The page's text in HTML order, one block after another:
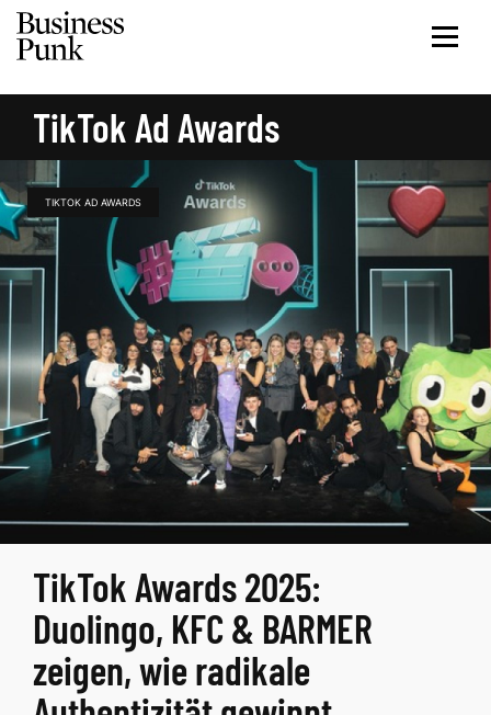
TikTok Ad Awards
TIKTOK AD AWARDS
TikTok Awards 2025:
Duolingo, KFC & BARMER
zeigen, wie radikale